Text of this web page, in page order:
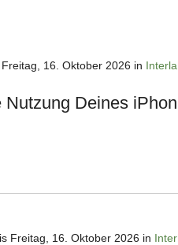
16. Oktober 2026 in
Deines
Freitag, 16. Oktober 2026 in